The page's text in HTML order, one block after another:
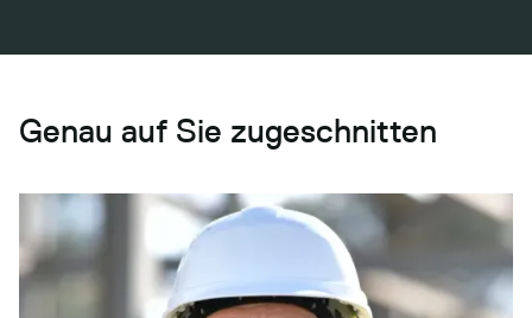
Genau auf Sie zugeschnitten